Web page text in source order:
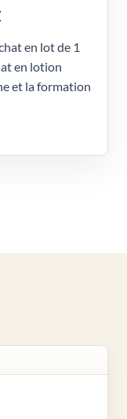
en lot de 1
en lotion
et la formation